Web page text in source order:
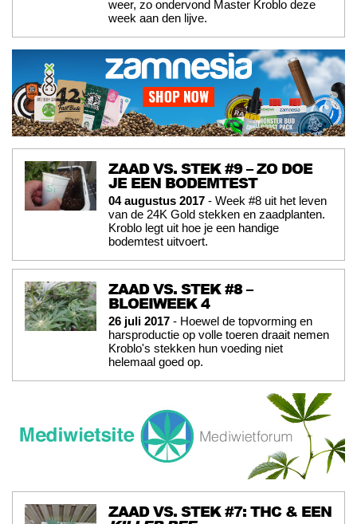
weer, zo ondervond Master Kroblo deze
week aan den lijve.
ZAAD VS. STEK #9 – ZO DOE
JE EEN BODEMTEST
04 augustus 2017 - Week #8 uit het leven
van de 24K Gold stekken en zaadplanten.
Kroblo legt uit hoe je een handige
bodemtest uitvoert.
ZAAD VS. STEK #8 –
BLOEIWEEK 4
26 juli 2017 - Hoewel de topvorming en
harsproductie op volle toeren draait nemen
Kroblo's stekken hun voeding niet
helemaal goed op.
ZAAD VS. STEK #7: THC & EEN